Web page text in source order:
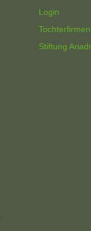
Login
Tochterfirmen
Stiftung